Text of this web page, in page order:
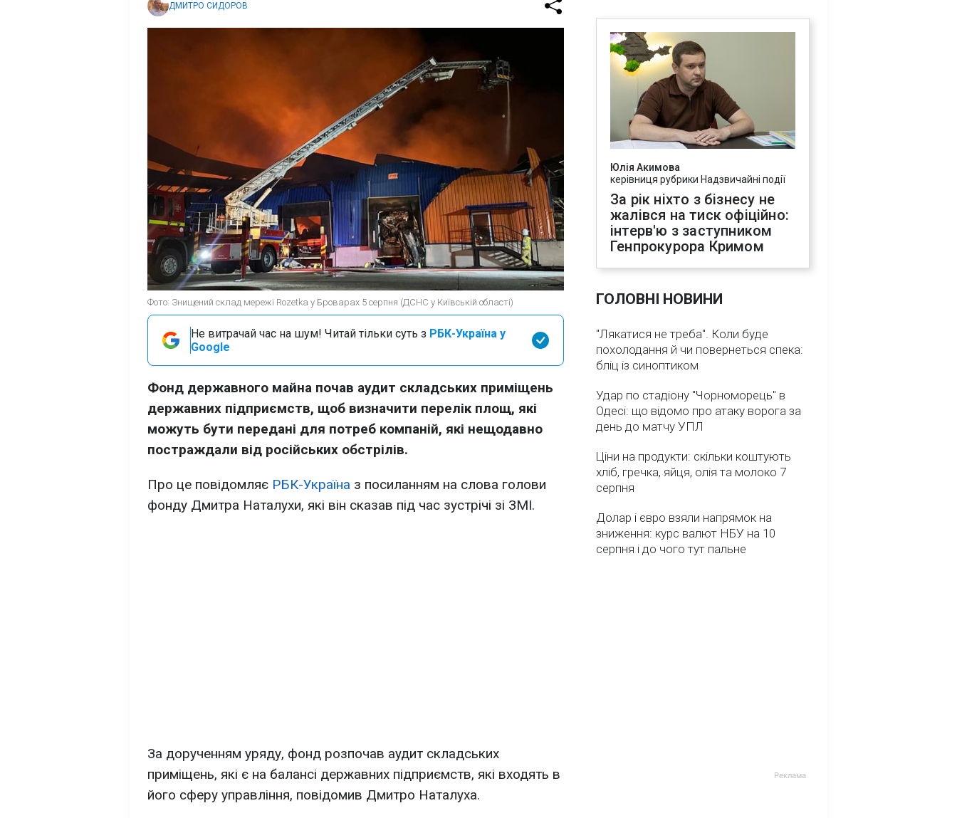
ДМИТРО СИДОРОВ
Фото: Знищений склад мережі Rozetka у Броварах 5 серпня (ДСНС у Київській області)
Не витрачай час на шум! Читай тільки суть з РБК-Україна у
Google
Фонд державного майна почав аудит складських приміщень
державних підприємств, щоб визначити перелік площ, які
можуть бути передані для потреб компаній, які нещодавно
постраждали від російських обстрілів.
Про це повідомляє РБК-Україна з посиланням на слова голови
фонду Дмитра Наталухи, які він сказав під час зустрічі зі ЗМІ.
За дорученням уряду, фонд розпочав аудит складських
приміщень, які є на балансі державних підприємств, які входять в
його сферу управління, повідомив Дмитро Наталуха.
Юлія Акимова
керівниця рубрики Надзвичайні події
За рік ніхто з бізнесу не
жалівся на тиск офіційно:
інтерв'ю з заступником
Генпрокурора Кримом
ГОЛОВНІ НОВИНИ
"Лякатися не треба". Коли буде
похолодання й чи повернеться спека:
бліц із синоптиком
Удар по стадіону "Чорноморець" в
Одесі: що відомо про атаку ворога за
день до матчу УПЛ
Ціни на продукти: скільки коштують
хліб, гречка, яйця, олія та молоко 7
серпня
Долар і євро взяли напрямок на
зниження: курс валют НБУ на 10
серпня і до чого тут пальне